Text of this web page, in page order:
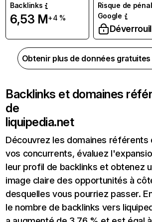
Backlinks
6,53 M+4 %
Risque de
Google
Obtenir plus de données
Backlinks et domaines
de
liquipedia.net
Découvrez les domaines référents
vos concurrents, évaluez
leur profil de backlinks et obtenez
image claire des opportunités à
desquelles vous pourriez passer.
le nombre de backlinks vers